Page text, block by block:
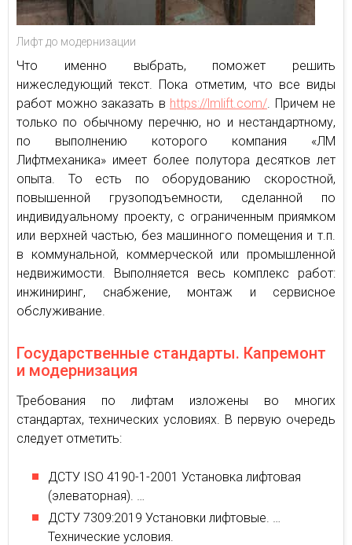
Лифт до модернизации
Что именно выбрать, поможет решить
нижеследующий текст. Пока отметим, что все виды
работ можно заказать в https://lmlift.com/. Причем не
только по обычному перечню, но и нестандартному,
по выполнению которого компания «ЛМ
Лифтмеханика» имеет более полутора десятков лет
опыта. То есть по оборудованию скоростной,
повышенной грузоподъемности, сделанной по
индивидуальному проекту, с ограниченным приямком
или верхней частью, без машинного помещения и т.п.
в коммунальной, коммерческой или промышленной
недвижимости. Выполняется весь комплекс работ:
инжиниринг, снабжение, монтаж и сервисное
обслуживание.
Государственные стандарты. Капремонт
и модернизация
Требования по лифтам изложены во многих
стандартах, технических условиях. В первую очередь
следует отметить:
ДСТУ ISO 4190-1-2001 Установка лифтовая
(элеваторная). …
ДСТУ 7309:2019 Установки лифтовые. …
Технические условия.